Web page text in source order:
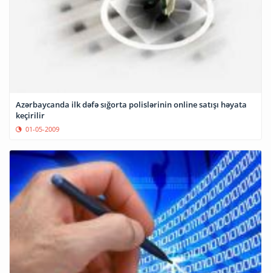
Azərbaycanda ilk dəfə sığorta polislərinin online satışı həyata
keçirilir
01-05-2009